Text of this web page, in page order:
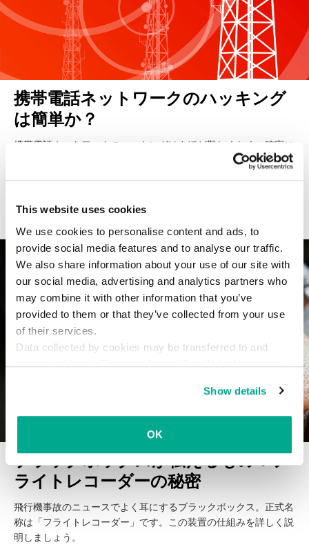
This website uses cookies
We use cookies to personalise content and ads, to
provide social media features and to analyse our traffic.
We also share information about your use of our site with
our social media, advertising and analytics partners who
may combine it with other information that you’ve
provided to them or that they’ve collected from your use
of their services.
Data collected by cookies may be transferred to and
processed in the European Union. Detailed information
Show details
OK
携帯電話ネットワークのハッキング
は簡単か？
携帯電話ネットワークのハッキングはさほど難しくなく、確実に
防げる手段もありません。通信事業者には早急な対策が求められ
2015年12月14日
フライトレコーダー
ブラックボックスが伝えるもの：フ
ライトレコーダーの秘密
飛行機事故のニュースでよく耳にするブラックボックス。正式名
称は「フライトレコーダー」です。この装置の仕組みを詳しく説
明しましょう。